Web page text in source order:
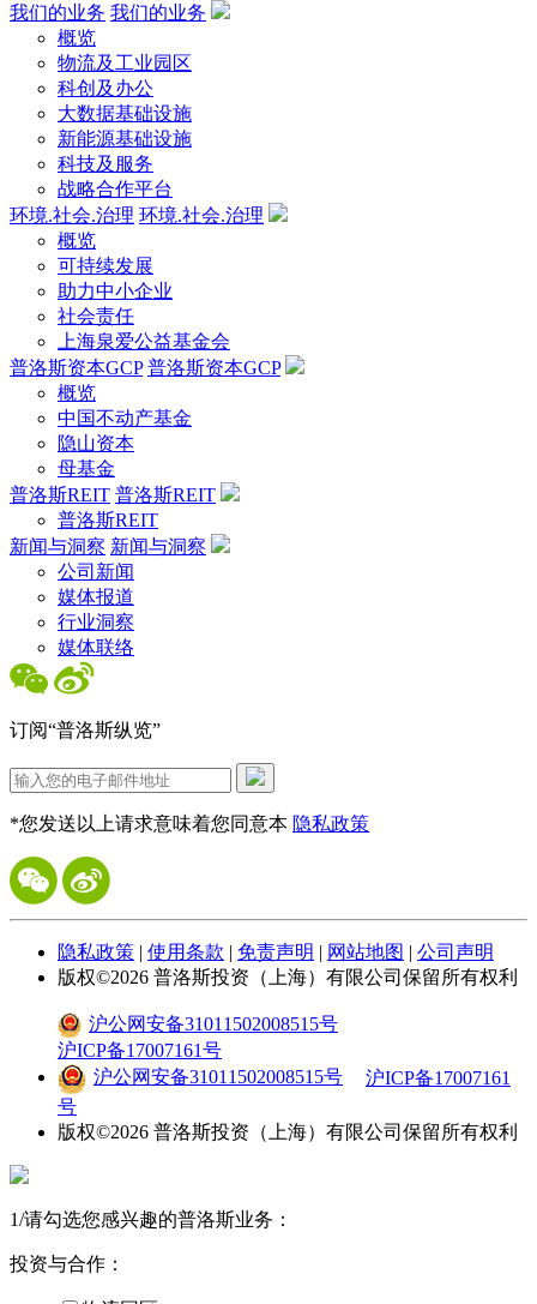
我们的业务 我们的业务
概览
物流及工业园区
科创及办公
大数据基础设施
新能源基础设施
科技及服务
战略合作平台
环境.社会.治理 环境.社会.治理
概览
可持续发展
助力中小企业
社会责任
上海泉爱公益基金会
普洛斯资本GCP 普洛斯资本GCP
概览
中国不动产基金
隐山资本
母基金
普洛斯REIT 普洛斯REIT
普洛斯REIT
新闻与洞察 新闻与洞察
公司新闻
媒体报道
行业洞察
媒体联络
订阅“普洛斯纵览”
*您发送以上请求意味着您同意本 隐私政策
隐私政策 | 使用条款 | 免责声明 | 网站地图 | 公司声明
版权©2026 普洛斯投资（上海）有限公司保留所有权利
沪公网安备31011502008515号
沪ICP备17007161号
沪公网安备31011502008515号
沪ICP备17007161
号
版权©2026 普洛斯投资（上海）有限公司保留所有权利
1/请勾选您感兴趣的普洛斯业务：
投资与合作：